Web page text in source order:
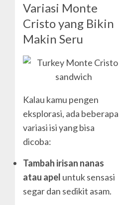
Variasi Monte
Cristo yang Bikin
Makin Seru
Kalau kamu pengen
eksplorasi, ada beberapa
variasi isi yang bisa
dicoba:
Tambah irisan nanas
atau apel untuk sensasi
segar dan sedikit asam.